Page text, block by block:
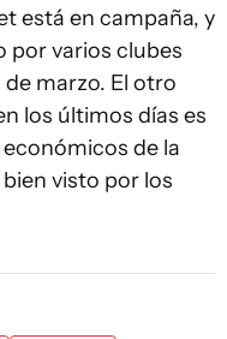
está en campaña, y
por varios clubes
marzo. El otro
los últimos días es
de la
visto por los